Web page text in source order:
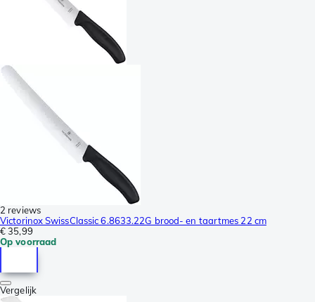
2 reviews
Victorinox SwissClassic 6.8633.22G brood- en taartmes 22 cm
€ 35,99
Op voorraad
Vergelijk